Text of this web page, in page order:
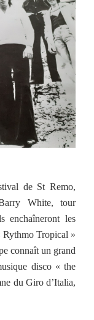
de St Remo,
White, tour
enchaîneront les
Rythmo Tropical »
connaît un grand
disco « the
du Giro d’Italia,